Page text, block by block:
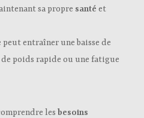
sa propre santé et
peut entraîner une baisse de
poids rapide ou une fatigue
les besoins